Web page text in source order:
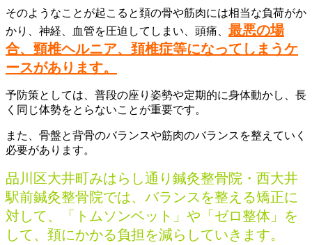
そのようなことが起こると頚の骨や筋肉には相当な負荷がか
かり、神経、血管を圧迫してしまい、頭痛、 最悪の場
合、頸椎ヘルニア、頚椎症等になってしまうケ
ースがあります。
予防策としては、普段の座り姿勢や定期的に身体動かし、長
く同じ体勢をとらないことが重要です。
また、骨盤と背骨のバランスや筋肉のバランスを整えていく
必要があります。
品川区大井町みはらし通り鍼灸整骨院・西大井
駅前鍼灸整骨院では、バランスを整える矯正に
対して、「トムソンベット」や「ゼロ整体」を
して、頚にかかる負担を減らしていきます。